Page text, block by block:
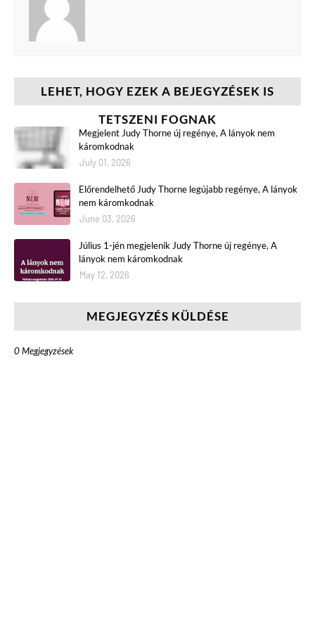
LEHET, HOGY EZEK A BEJEGYZÉSEK IS
TETSZENI FOGNAK
Megjelent Judy Thorne új regénye, A lányok nem
káromkodnak
July 01, 2026
Előrendelhető Judy Thorne legújabb regénye, A lányok
nem káromkodnak
June 03, 2026
Július 1-jén megjelenik Judy Thorne új regénye, A
lányok nem káromkodnak
May 12, 2026
MEGJEGYZÉS KÜLDÉSE
0 Megjegyzések